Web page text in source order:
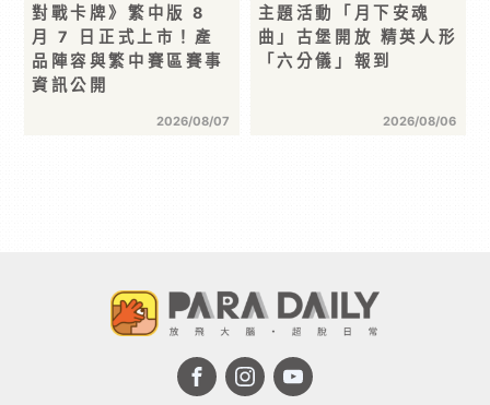
對戰卡牌》繁中版 8
月 7 日正式上市！產
品陣容與繁中賽區賽事
資訊公開
2026/08/07
主題活動「月下安魂
曲」古堡開放 精英人形
「六分儀」報到
2026/08/06